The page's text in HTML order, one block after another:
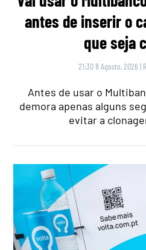
antes de inserir o
que seja
21:30 8 Agosto, 2026 |
Antes de usar o
demora apenas alguns
evitar a